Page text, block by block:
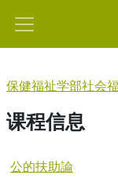
停靠面板
保健福祉学部社会
课程信息
公的扶助論